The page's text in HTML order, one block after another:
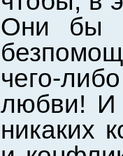
Они бы
чего-
любви! И
никаких